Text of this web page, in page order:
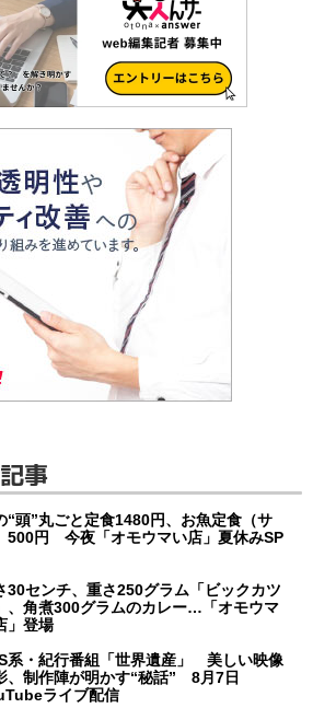
事
“頭”丸ごと定食1480円、お魚定食（サ
500円 今夜「オモウマい店」夏休みSP
30センチ、重さ250グラム「ビックカツ
、角煮300グラムのカレー…「オモウマ
」登場
系・紀行番組「世界遺産」 美しい映像
、制作陣が明かす“秘話” 8月7日
ライブ配信